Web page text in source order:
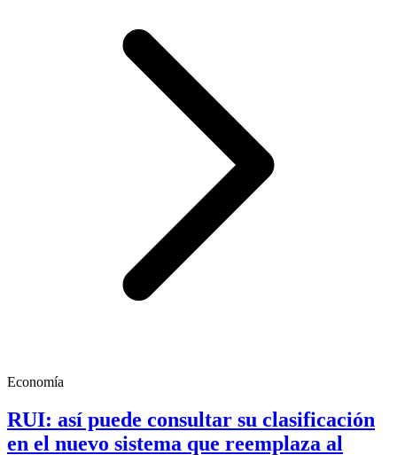
Economía
RUI: así puede consultar su clasificación
en el nuevo sistema que reemplaza al